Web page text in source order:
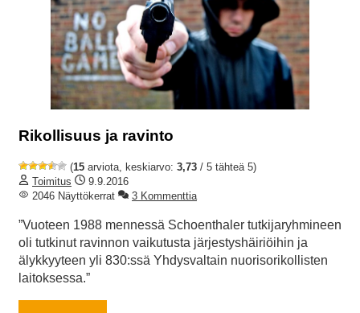
Rikollisuus ja ravinto
(15 arviota, keskiarvo: 3,73 / 5 tähteä 5)
Toimitus
9.9.2016
2046 Näyttökerrat
3 Kommenttia
”Vuoteen 1988 mennessä Schoenthaler tutkijaryhmineen
oli tutkinut ravinnon vaikutusta järjestyshäiriöihin ja
älykkyyteen yli 830:ssä Yhdysvaltain nuorisorikollisten
laitoksessa.”